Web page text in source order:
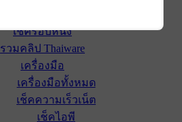
เช็ครอบหนัง
รวมคลิป Thaiware
เครื่องมือ
เครื่องมือทั้งหมด
เช็คความเร็วเน็ต
เช็คไอพี